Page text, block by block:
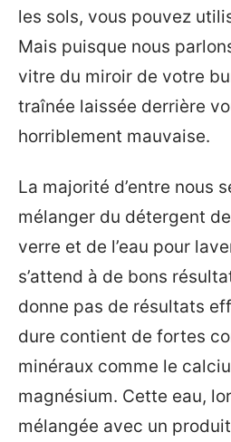
les sols, vous pouvez
Mais puisque nous
vitre du miroir de votre
traînée laissée derrière
horriblement mauvaise.
La majorité d’entre nous
mélanger du détergent
verre et de l’eau pour
s’attend à de bons
donne pas de résultats
dure contient de fortes
minéraux comme le
magnésium. Cette eau,
mélangée avec un